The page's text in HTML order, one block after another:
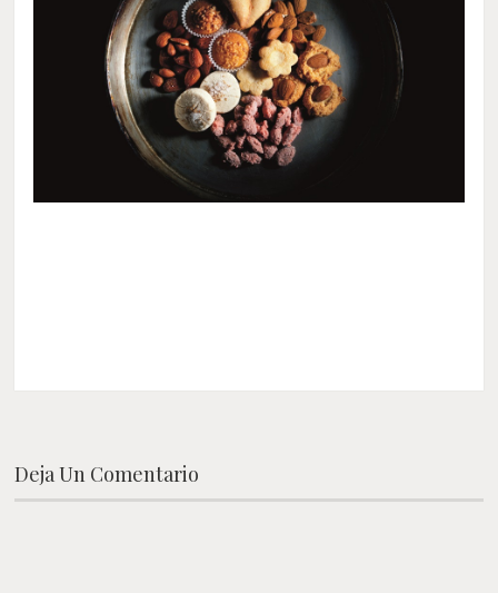
Deja Un Comentario